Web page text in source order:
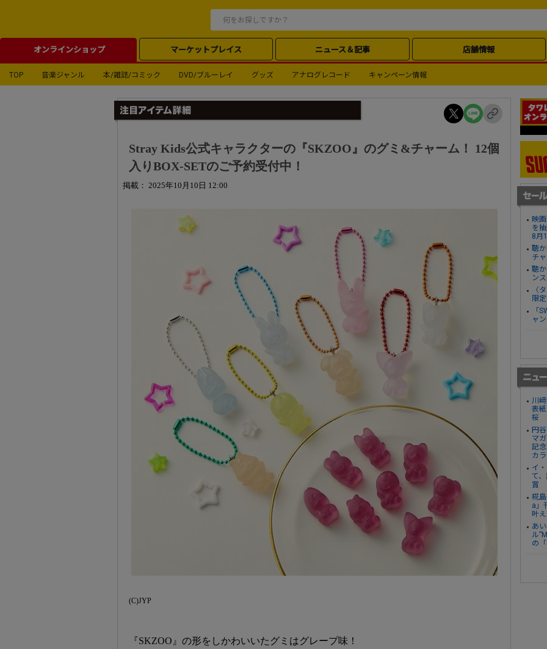
オンラインショップ マーケットプレイス ニュース＆記事 店舗情報
TOP 音楽ジャンル 本/雑誌/コミック DVD/ブルーレイ グッズ アナログレコード キャンペーン情報
Stray Kids公式キャラクターの『SKZOO』のグミ&チャーム！ 12個
入りBOX-SETのご予約受付中！
掲載： 2025年10月10日 12:00
(C)JYP
『SKZOO』の形をしかわいいたグミはグレープ味！
映
を
8月
聴
チ
聴
ン
〈
限
「
ャ
川
表
桜
円
マ
記
カ
イ
て
賞
椛
a」
叶
あ
ル
の